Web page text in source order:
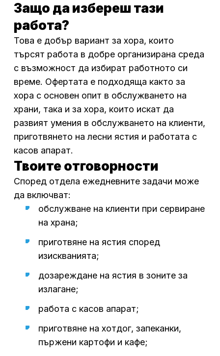
Защо да избереш тази
работа?
Това е добър вариант за хора, които
търсят работа в добре организирана среда
с възможност да избират работното си
време. Офертата е подходяща както за
хора с основен опит в обслужването на
храни, така и за хора, които искат да
развият умения в обслужването на клиенти,
приготвянето на лесни ястия и работата с
касов апарат.
Твоите отговорности
Според отдела ежедневните задачи може
да включват:
обслужване на клиенти при сервиране
на храна;
приготвяне на ястия според
изискванията;
дозареждане на ястия в зоните за
излагане;
работа с касов апарат;
приготвяне на хотдог, запеканки,
пържени картофи и кафе;